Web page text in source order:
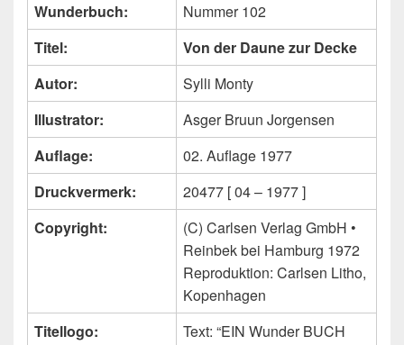
Wunderbuch:
Nummer 102
Titel:
Von der Daune zur Decke
Autor:
Sylli Monty
Illustrator:
Asger Bruun Jorgensen
Auflage:
02. Auflage 1977
Druckvermerk:
20477 [ 04 – 1977 ]
Copyright:
(C) Carlsen Verlag GmbH •
Reinbek bei Hamburg 1972
Reproduktion: Carlsen Litho,
Kopenhagen
Titellogo:
Text: “EIN Wunder BUCH